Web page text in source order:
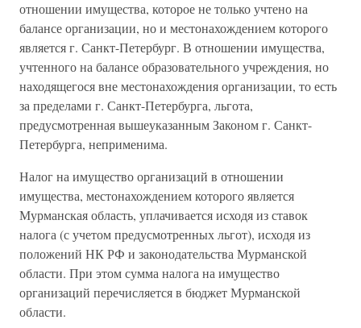
отношении имущества, которое не только учтено на
балансе организации, но и местонахождением которого
является г. Санкт-Петербург. В отношении имущества,
учтенного на балансе образовательного учреждения, но
находящегося вне местонахождения организации, то есть
за пределами г. Санкт-Петербурга, льгота,
предусмотренная вышеуказанным Законом г. Санкт-
Петербурга, неприменима.
Налог на имущество организаций в отношении
имущества, местонахождением которого является
Мурманская область, уплачивается исходя из ставок
налога (с учетом предусмотренных льгот), исходя из
положений НК РФ и законодательства Мурманской
области. При этом сумма налога на имущество
организаций перечисляется в бюджет Мурманской
области.